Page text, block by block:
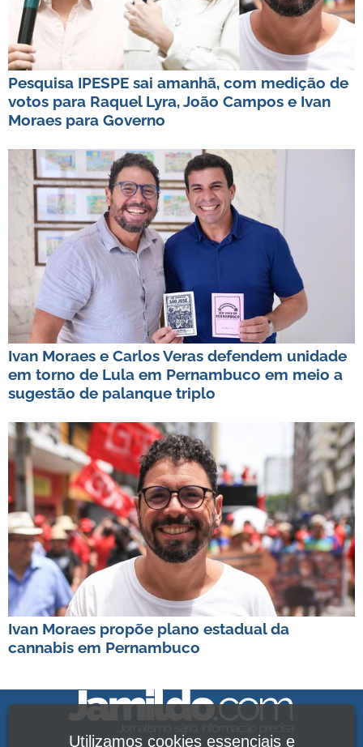
Pesquisa IPESPE sai amanhã, com medição de
votos para Raquel Lyra, João Campos e Ivan
Moraes para Governo
Ivan Moraes e Carlos Veras defendem unidade
em torno de Lula em Pernambuco em meio a
sugestão de palanque triplo
Ivan Moraes propõe plano estadual da
cannabis em Pernambuco
Utilizamos cookies essenciais e